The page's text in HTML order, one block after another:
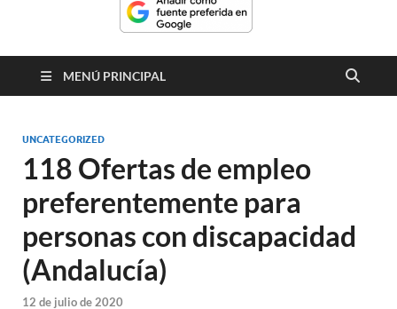
MENÚ PRINCIPAL
UNCATEGORIZED
118 Ofertas de empleo
preferentemente para
personas con discapacidad
(Andalucía)
12 de julio de 2020